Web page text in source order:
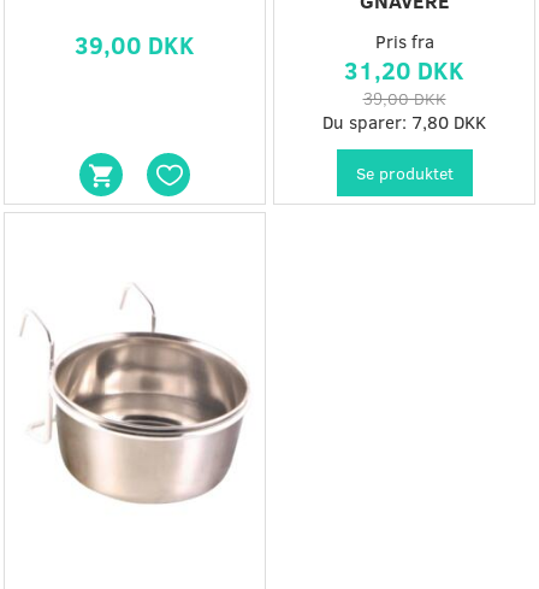
39,00 DKK Pris fra
31,20 DKK
39,00 DKK
Du sparer: 7,80 DKK
Se produktet